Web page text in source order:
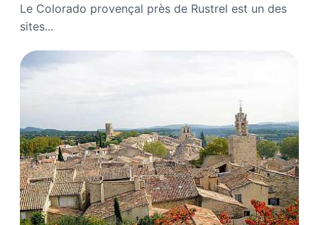
Le Colorado provençal près de Rustrel est un des
sites...